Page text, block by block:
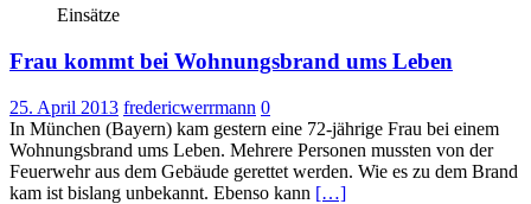
Einsätze
Frau kommt bei Wohnungsbrand ums Leben
25. April 2013 fredericwerrmann 0
In München (Bayern) kam gestern eine 72-jährige Frau bei einem
Wohnungsbrand ums Leben. Mehrere Personen mussten von der
Feuerwehr aus dem Gebäude gerettet werden. Wie es zu dem Brand
kam ist bislang unbekannt. Ebenso kann […]